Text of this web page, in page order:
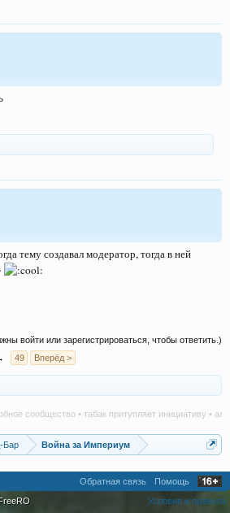
тему создавал модератор, тогда в ней
войти или зарегистрироваться, чтобы ответить.)
49 Вперёд >
сообщество • табак притупляет инициативу •
Бар Война за Империум
Обратная связь
Помощь
Условия и правила
FreeRO